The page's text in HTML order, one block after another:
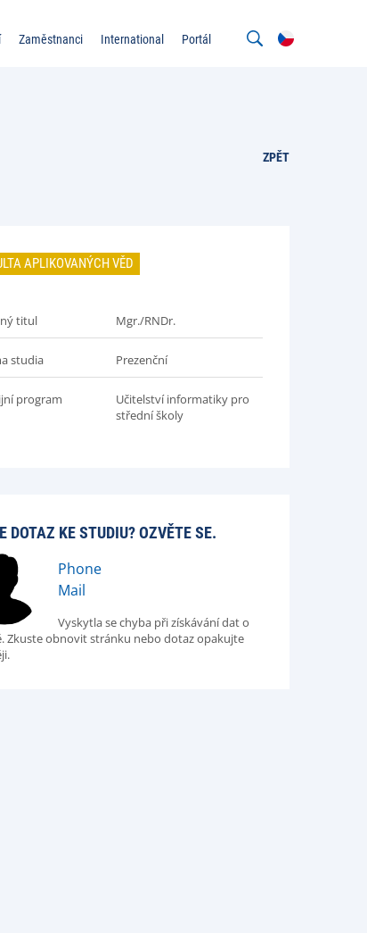
Zaměstnanci International Portál
ZPĚT
APLIKOVANÝCH VĚD
titul Mgr./RNDr.
studia Prezenční
program
Učitelství informatiky pro
střední školy
DOTAZ KE STUDIU? OZVĚTE SE.
Phone
Mail
Vyskytla se chyba při získávání dat o
Zkuste obnovit stránku nebo dotaz opakujte